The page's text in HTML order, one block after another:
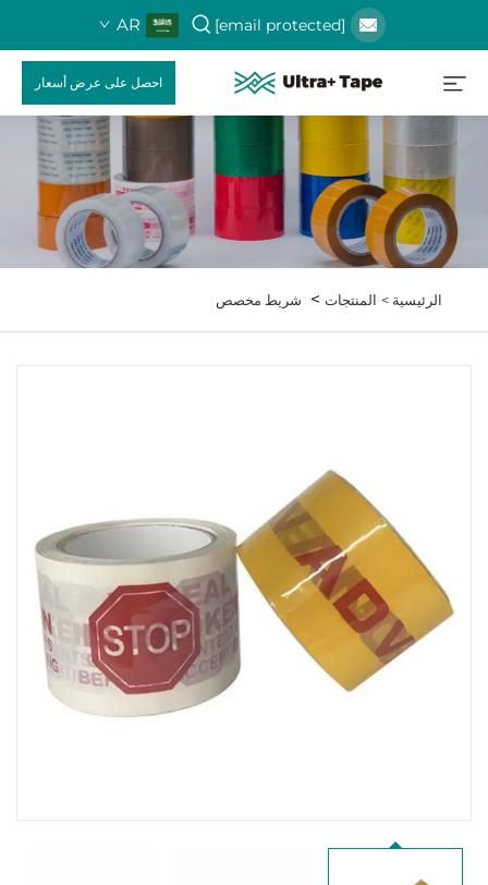
[email protected]
AR
احصل على عرض أسعار
الرئيسية > المنتجات> شريط مخصص